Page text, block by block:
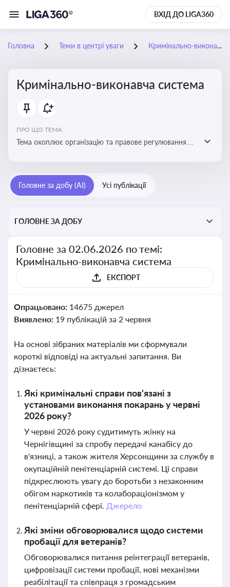
ВХІД ДО LIGA360
Головна Теми в центрі уваги Кримінально-виконавча система
Кримінально-виконавча система
ПРО ЩО ТЕМА:
Тема охоплює організацію та правове регулювання
відбувають покарання
Головне за добу (AI) Усі публікації
ГОЛОВНЕ ЗА ДОБУ
Головне за 02.06.2026 по темі:
Кримінально-виконавча система
ЕКСПОРТ
Опрацьовано: 14675 джерел
Виявлено: 19 публікацій за 2 червня
На основі зібраних матеріалів ми сформували
короткі відповіді на актуальні запитання. Ви
дізнаєтесь:
Які кримінальні справи пов'язані з
установами виконання покарань у червні
2026 року?
У червні 2026 року судитимуть жінку на
Чернігівщині за спробу передачі канабісу до
в'язниці, а також жителя Херсонщини за службу в
окупаційній пенітенціарній системі. Ці справи
підкреслюють увагу до боротьби з незаконним
обігом наркотиків та колабораціонізмом у
пенітенціарній сфері. Джерело
Які зміни обговорювалися щодо системи
пробації для ветеранів?
Обговорювалися питання реінтеграції ветеранів,
цифровізації системи пробації, нові механізми
реабілітації та співпраця з громадським